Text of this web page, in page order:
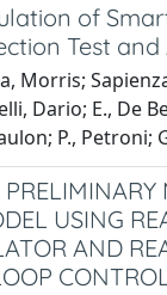
of
Test and
Morris;
Dario; E., De
P., Petroni;
USING
AND